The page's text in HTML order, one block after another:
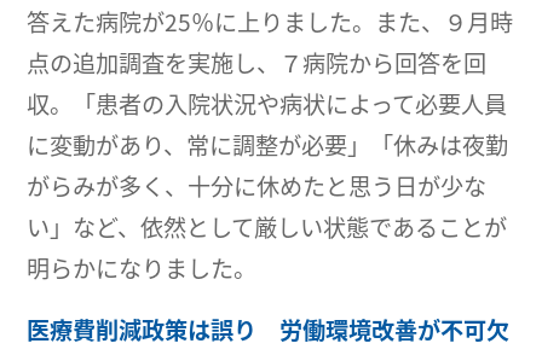
答えた病院が25％に上りました。また、９月時
点の追加調査を実施し、７病院から回答を回
収。「患者の入院状況や病状によって必要人員
に変動があり、常に調整が必要」「休みは夜勤
がらみが多く、十分に休めたと思う日が少な
い」など、依然として厳しい状態であることが
明らかになりました。
医療費削減政策は誤り 労働環境改善が不可欠